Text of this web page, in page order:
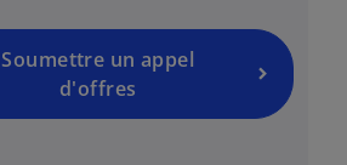
Soumettre un appel
d'offres